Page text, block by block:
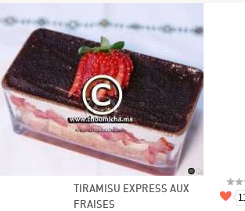
TIRAMISU EXPRESS AUX
FRAISES